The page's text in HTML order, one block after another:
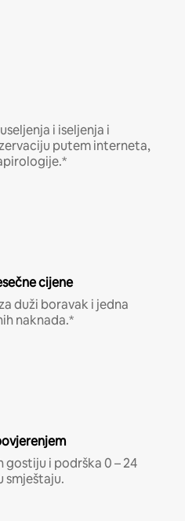
i iseljenja i
putem interneta,
cijene
duži boravak i jedna
naknada.*
gostiju i podrška 0 – 24
smještaju.